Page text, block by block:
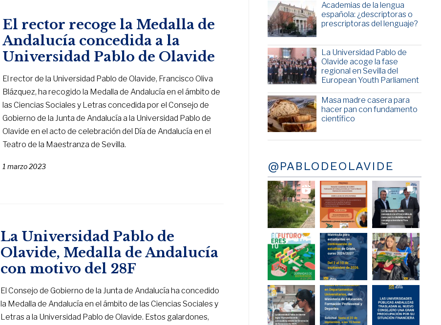
El rector recoge la Medalla de
Andalucía concedida a la
Universidad Pablo de Olavide
El rector de la Universidad Pablo de Olavide, Francisco Oliva
Blázquez, ha recogido la Medalla de Andalucía en el ámbito de
las Ciencias Sociales y Letras concedida por el Consejo de
Gobierno de la Junta de Andalucía a la Universidad Pablo de
Olavide en el acto de celebración del Día de Andalucía en el
Teatro de la Maestranza de Sevilla.
1 marzo 2023
La Universidad Pablo de
Olavide, Medalla de Andalucía
con motivo del 28F
El Consejo de Gobierno de la Junta de Andalucía ha concedido
la Medalla de Andalucía en el ámbito de las Ciencias Sociales y
Letras a la Universidad Pablo de Olavide. Estos galardones,
Academias de la lengua
española: ¿descriptoras o
prescriptoras del lenguaje?
La Universidad Pablo de
Olavide acoge la fase
regional en Sevilla del
European Youth Parliament
Masa madre casera para
hacer pan con fundamento
científico
@PABLODEOLAVIDE